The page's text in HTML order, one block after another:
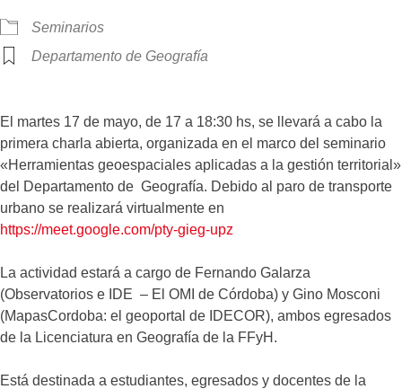
Seminarios
Departamento de Geografía
El martes 17 de mayo, de 17 a 18:30 hs, se llevará a cabo la
primera charla abierta, organizada en el marco del seminario
«Herramientas geoespaciales aplicadas a la gestión territorial»
del Departamento de Geografía. Debido al paro de transporte
urbano se realizará virtualmente en
https://meet.google.com/pty-gieg-upz
La actividad estará a cargo de Fernando Galarza
(Observatorios e IDE – El OMI de Córdoba) y Gino Mosconi
(MapasCordoba: el geoportal de IDECOR), ambos egresados
de la Licenciatura en Geografía de la FFyH.
Está destinada a estudiantes, egresados y docentes de la